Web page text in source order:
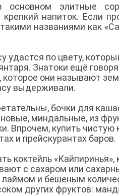
элитные
крепкий напиток. Если
названиями как
удастся по цвету,
Знатоки ещё
которое они называют
выдерживали.
бочки для
миндальные, из
Впрочем, купить
и прейскурантах баров.
коктейль
с сахаром или
и бешеным
других фруктов: